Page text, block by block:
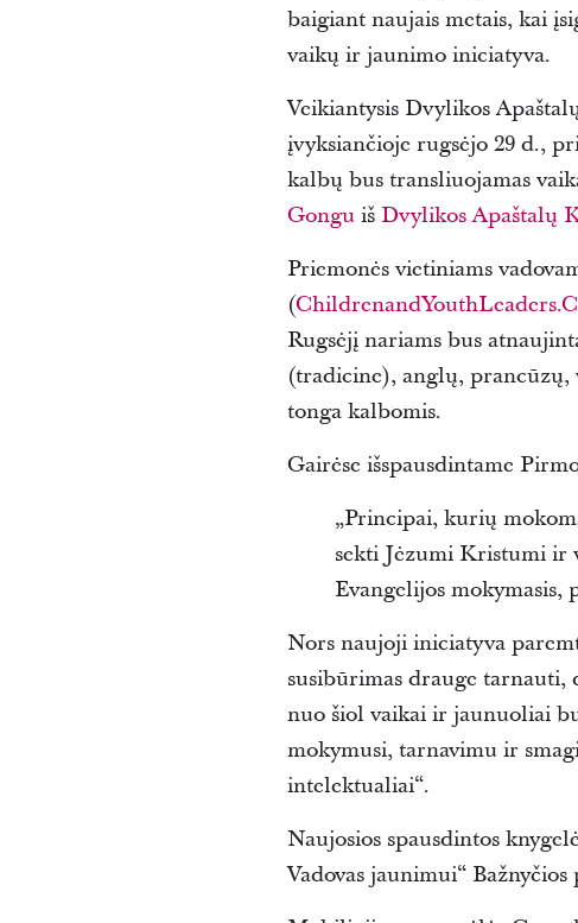
baigiant naujais metais, kai
vaikų ir jaunimo iniciatyva.
Veikiantysis Dvylikos
įvyksiančioje rugsėjo 29 d.,
kalbų bus transliuojamas
Gongu iš Dvylikos Apaštalų
Priemonės vietiniams
(
Rugsėjį nariams bus
(tradicine), anglų,
tonga kalbomis.
Gairėse išspausdintame
„Principai, kurių
sekti Jėzumi Kristumi ir
Evangelijos mokymasis,
Nors naujoji iniciatyva
susibūrimas drauge tarnauti,
nuo šiol vaikai ir jaunuoliai
mokymusi, tarnavimu ir
intelektualiai“.
Naujosios spausdintos
Vadovas jaunimui“